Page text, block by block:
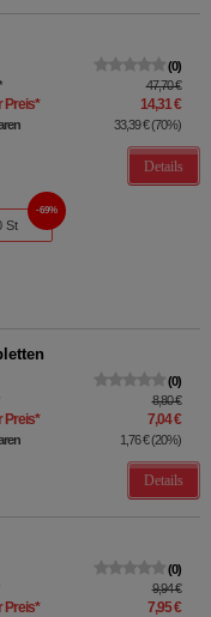
0
47,70 €
Preis* 14,31 €
33,39 €(70%)
Details
St
69%
0
8,80 €
Preis* 7,04 €
1,76 €(20%)
Details
0
9,94 €
Preis* 7,95 €